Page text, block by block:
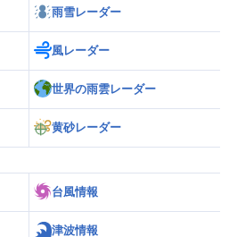
雨雪レーダー
風レーダー
世界の雨雲レーダー
黄砂レーダー
台風情報
津波情報